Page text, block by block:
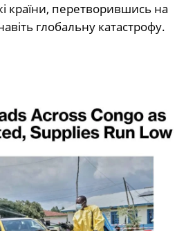
країни, перетворившись на
глобальну катастрофу.